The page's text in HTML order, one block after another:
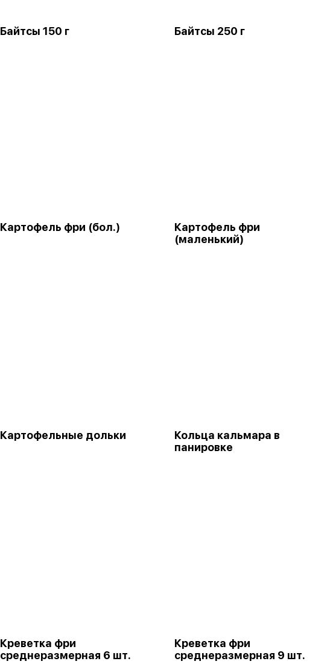
Байтсы 150 г Байтсы 250 г
Картофель фри (бол.)
Картофель фри
(маленький)
Картофельные дольки
Кольца кальмара в
панировке
Креветка фри
среднеразмерная 6 шт.
Креветка фри
среднеразмерная 9 шт.